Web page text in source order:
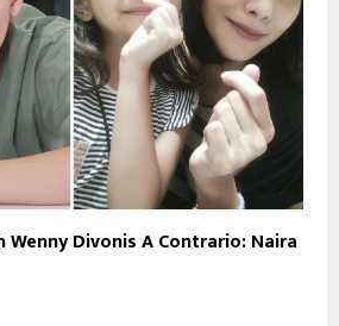
Wenny Divonis A Contrario: Naira